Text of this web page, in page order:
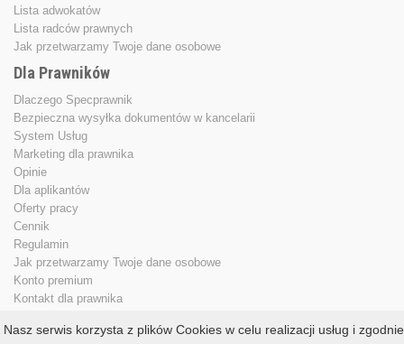
Lista adwokatów
Lista radców prawnych
Jak przetwarzamy Twoje dane osobowe
Dla Prawników
Dlaczego Specprawnik
Bezpieczna wysyłka dokumentów w kancelarii
System Usług
Marketing dla prawnika
Opinie
Dla aplikantów
Oferty pracy
Cennik
Regulamin
Jak przetwarzamy Twoje dane osobowe
Konto premium
Kontakt dla prawnika
Copyright © 2013 - 2026specprawnik.pl
Nasz serwis korzysta z plików Cookies w celu realizacji usług i